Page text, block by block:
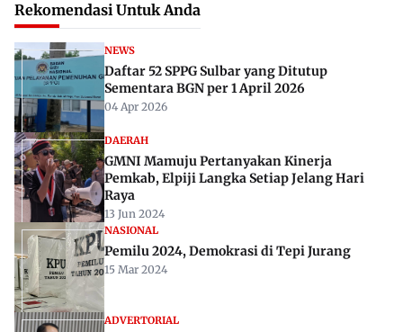
Rekomendasi Untuk Anda
NEWS
Daftar 52 SPPG Sulbar yang Ditutup
Sementara BGN per 1 April 2026
04 Apr 2026
DAERAH
GMNI Mamuju Pertanyakan Kinerja
Pemkab, Elpiji Langka Setiap Jelang Hari
Raya
13 Jun 2024
NASIONAL
Pemilu 2024, Demokrasi di Tepi Jurang
15 Mar 2024
ADVERTORIAL